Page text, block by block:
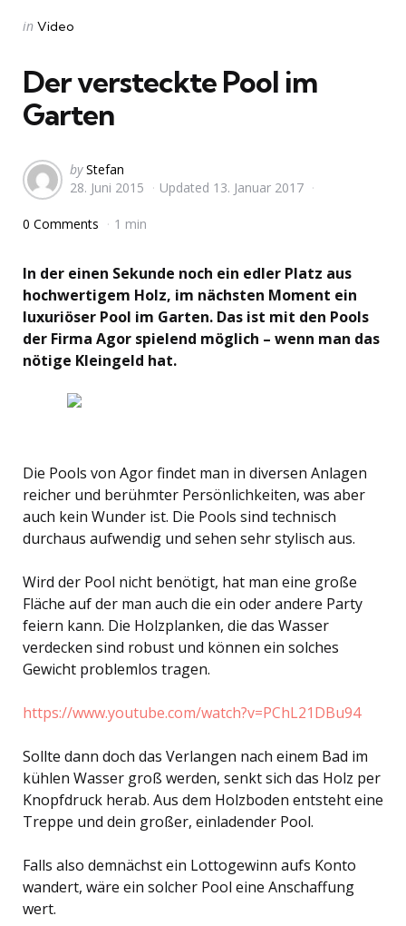
Categories
Posted
in Video
Der versteckte Pool im
Garten
Posted
by
by Stefan
28. Juni 2015
Updated 13. Januar 2017
0 Comments 1 min
In der einen Sekunde noch ein edler Platz aus
hochwertigem Holz, im nächsten Moment ein
luxuriöser Pool im Garten. Das ist mit den Pools
der Firma Agor spielend möglich – wenn man das
nötige Kleingeld hat.
Die Pools von Agor findet man in diversen Anlagen
reicher und berühmter Persönlichkeiten, was aber
auch kein Wunder ist. Die Pools sind technisch
durchaus aufwendig und sehen sehr stylisch aus.
Wird der Pool nicht benötigt, hat man eine große
Fläche auf der man auch die ein oder andere Party
feiern kann. Die Holzplanken, die das Wasser
verdecken sind robust und können ein solches
Gewicht problemlos tragen.
https://www.youtube.com/watch?v=PChL21DBu94
Sollte dann doch das Verlangen nach einem Bad im
kühlen Wasser groß werden, senkt sich das Holz per
Knopfdruck herab. Aus dem Holzboden entsteht eine
Treppe und dein großer, einladender Pool.
Falls also demnächst ein Lottogewinn aufs Konto
wandert, wäre ein solcher Pool eine Anschaffung
wert.